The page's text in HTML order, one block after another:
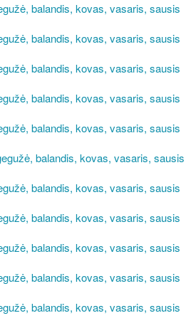
balandis, kovas, vasaris, sausis
balandis, kovas, vasaris, sausis
balandis, kovas, vasaris, sausis
balandis, kovas, vasaris, sausis
balandis, kovas, vasaris, sausis
balandis, kovas, vasaris, sausis
balandis, kovas, vasaris, sausis
balandis, kovas, vasaris, sausis
balandis, kovas, vasaris, sausis
balandis, kovas, vasaris, sausis
balandis, kovas, vasaris, sausis